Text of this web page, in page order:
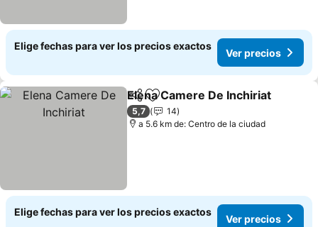
Elige fechas para ver los precios exactos
Ver precios
CompartirAgregar a favoritos
Elena Camere De Inchiriat
5,7
14
a 5.6 km de: Centro de la ciudad
Elige fechas para ver los precios exactos
Ver precios